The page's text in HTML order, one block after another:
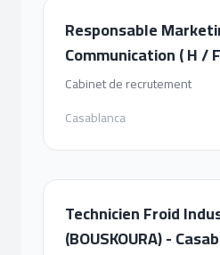
Responsable
Communication ( H /
Cabinet de recrutement
Casablanca
Technicien Froid
(BOUSKOURA) -